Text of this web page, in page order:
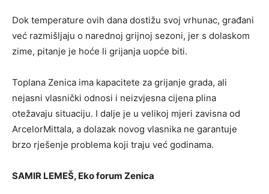
Dok temperature ovih dana dostižu svoj vrhunac, građani
već razmišljaju o narednoj grijnoj sezoni, jer s dolaskom
zime, pitanje je hoće li grijanja uopće biti.
Toplana Zenica ima kapacitete za grijanje grada, ali
nejasni vlasnički odnosi i neizvjesna cijena plina
otežavaju situaciju. I dalje je u velikoj mjeri zavisna od
ArcelorMittala, a dolazak novog vlasnika ne garantuje
brzo rješenje problema koji traju već godinama.
SAMIR LEMEŠ, Eko forum Zenica